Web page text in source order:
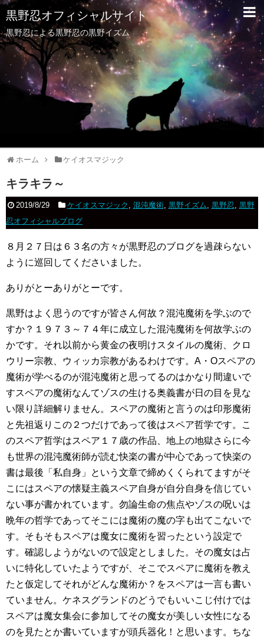
黒野忍オフィシャルサイト
黒野忍による黒野忍の黒野イズム
ホーム ケイオスマジック
キラキラ～
2019/8/29 ケイオスマジック , 混沌魔術, 黒野イズム, 黒野忍, 黒野
忍オフィシャルブログ
８月２７日は６３名の方々が黒野忍のブログを過疎らない
ように巡回してくださいました。
ありがとーありがとーです。
黒野はよく思うのですが皆さん何故？混沌魔術を学ぶので
すか？１９７３～７４年に成立した混沌魔術を何故学ぶの
かです。それ以前から黄金の夜明けスタイルの魔術、クロ
ウリー宗教、ウィッカ宗教があるわけです。A・Oスペアの
魔術が学べるのが混沌魔術と思ってるのはかなり間違いで
すスペアの魔術なんてゾスの生ける奥義書が日の目を見な
い限り詳細解りません。スペアの魔術と言うのは印形魔術
と先祖返りこの２つだけであって後はスペア哲学です。こ
のスペア哲学はスペア１７歳の作品、地上の地獄さらに今
も世界の混沌魔術師が読む快楽の書が中心であって快楽の
書は最後「私自身」という文章で締めくくられてますがそ
こにはスペアの懐疑主義スペア自身が自分自身を信じてい
ない事が書かれています。勿論生命の焦点やゾスの呪いは
晩年の哲学であってそこには魔術の魔の字も出てこないで
す。そもそもスペアは魔女に魔術を習ったという設定で
す。確認しようがないので設定としました。その魔女は占
いに特化していたようですが、そこでスペアに魔術を教え
たと仮定してそれがどんな魔術か？をスペアは一言も書い
ていません。ケネスグランドのどうでもいいこじ付けでは
スペアは魔女集会に参加してその魔女が美しい女性になる
のを見たとか書いていますが頭兵器化！と思います。ちな